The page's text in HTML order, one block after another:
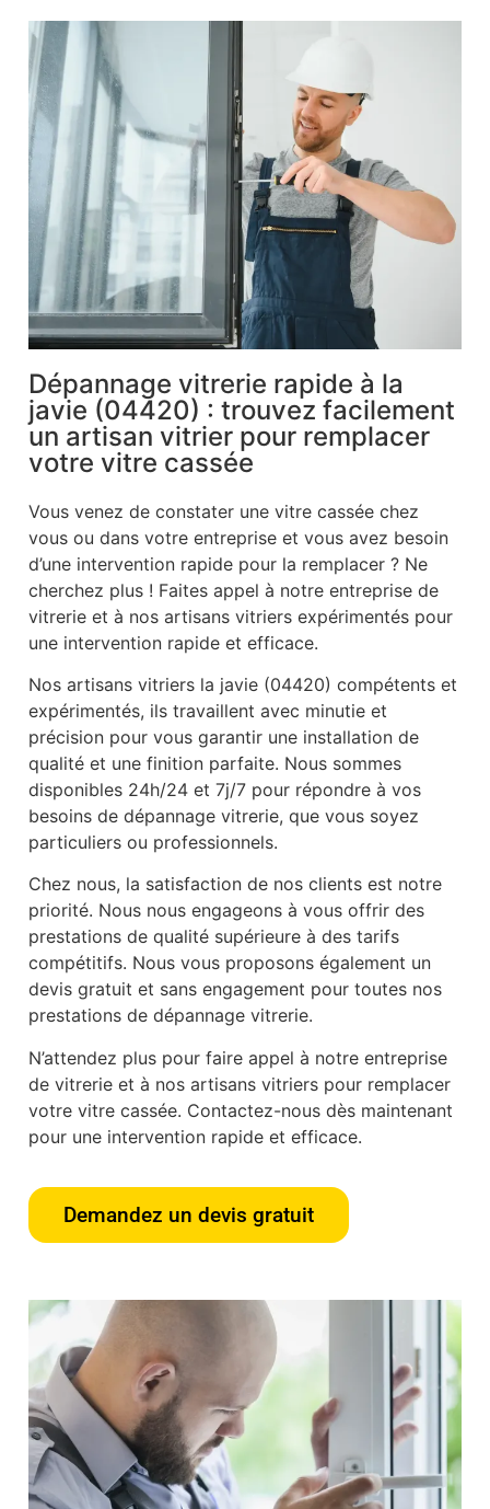
Dépannage vitrerie rapide à la
javie (04420) : trouvez facilement
un artisan vitrier pour remplacer
votre vitre cassée
Vous venez de constater une vitre cassée chez
vous ou dans votre entreprise et vous avez besoin
d’une intervention rapide pour la remplacer ? Ne
cherchez plus ! Faites appel à notre entreprise de
vitrerie et à nos artisans vitriers expérimentés pour
une intervention rapide et efficace.
Nos artisans vitriers la javie (04420) compétents et
expérimentés, ils travaillent avec minutie et
précision pour vous garantir une installation de
qualité et une finition parfaite. Nous sommes
disponibles 24h/24 et 7j/7 pour répondre à vos
besoins de dépannage vitrerie, que vous soyez
particuliers ou professionnels.
Chez nous, la satisfaction de nos clients est notre
priorité. Nous nous engageons à vous offrir des
prestations de qualité supérieure à des tarifs
compétitifs. Nous vous proposons également un
devis gratuit et sans engagement pour toutes nos
prestations de dépannage vitrerie.
N’attendez plus pour faire appel à notre entreprise
de vitrerie et à nos artisans vitriers pour remplacer
votre vitre cassée. Contactez-nous dès maintenant
pour une intervention rapide et efficace.
Demandez un devis gratuit